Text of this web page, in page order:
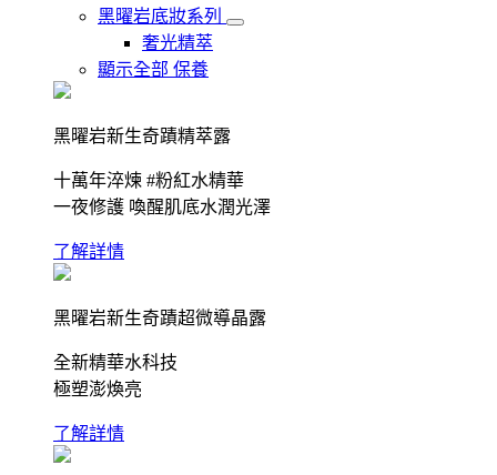
黑曜岩底妝系列
奢光精萃
顯示全部 保養
黑曜岩新生奇蹟精萃露
十萬年淬煉 #粉紅水精華
一夜修護 喚醒肌底水潤光澤
了解詳情
黑曜岩新生奇蹟超微導晶露
全新精華水科技
極塑澎煥亮
了解詳情